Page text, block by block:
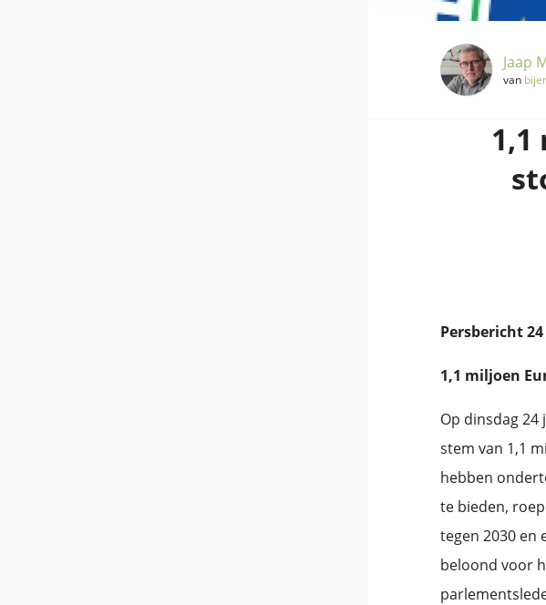
Jaap
van
1,1
Persbericht
1,1 miljoen
Op dinsdag
stem van 1,1
hebben
te bieden,
tegen 2030 en
beloond voor